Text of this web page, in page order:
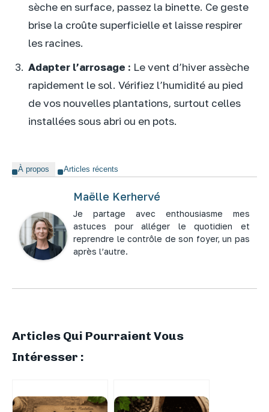
sèche en surface, passez la binette. Ce geste
brise la croûte superficielle et laisse respirer
les racines.
Adapter l’arrosage : Le vent d’hiver assèche
rapidement le sol. Vérifiez l’humidité au pied
de vos nouvelles plantations, surtout celles
installées sous abri ou en pots.
À propos Articles récents
Maëlle Kerhervé
Je partage avec enthousiasme mes
astuces pour alléger le quotidien et
reprendre le contrôle de son foyer, un pas
après l’autre.
Articles Qui Pourraient Vous
Intéresser :